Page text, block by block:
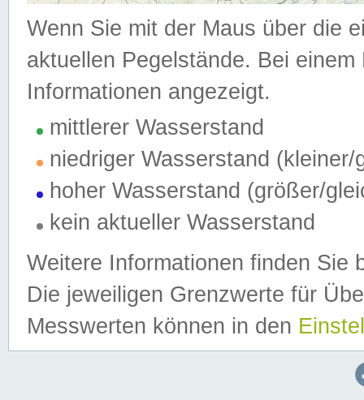
Wenn Sie mit der Maus über die
aktuellen Pegelstände. Bei
Informationen angezeigt.
mittlerer Wasserstand
niedriger Wasserstand (kleiner/
hoher Wasserstand (größer/
kein aktueller Wasserstand
Weitere Informationen finden Sie
Die jeweiligen Grenzwerte für
Messwerten können in den